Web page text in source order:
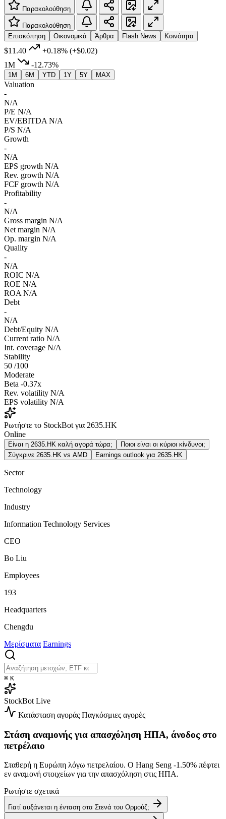
Παρακολούθηση
Παρακολούθηση
Επισκόπηση
Οικονομικά Άρθρα Flash News Κοινότητα
$11.40 +0.18% (+$0.02)
1M
-12.73%
1M 6M YTD 1Y 5Y MAX
Valuation
-
N/A
P/E N/A
EV/EBITDA N/A
P/S N/A
Growth
-
N/A
EPS growth N/A
Rev. growth N/A
FCF growth N/A
Profitability
-
N/A
Gross margin N/A
Net margin N/A
Op. margin N/A
Quality
-
N/A
ROIC N/A
ROE N/A
ROA N/A
Debt
-
N/A
Debt/Equity N/A
Current ratio N/A
Int. coverage N/A
Stability
50 /100
Moderate
Beta -0.37x
Rev. volatility N/A
EPS volatility N/A
Ρωτήστε το StockBot για 2635.HK
Online
Είναι η 2635.HK καλή αγορά τώρα;
Ποιοι είναι οι κύριοι κίνδυνοι;
Σύγκρινε 2635.HK vs AMD
Earnings outlook για 2635.HK
Sector
Technology
Industry
Information Technology Services
CEO
Bo Liu
Employees
193
Headquarters
Chengdu
Μερίσματα Earnings
⌘ K
StockBot Live
Κατάσταση αγοράς Παγκόσμιες αγορές
Στάση αναμονής για απασχόληση ΗΠΑ, άνοδος στο
πετρέλαιο
Σταθερή η Ευρώπη λόγω πετρελαίου. Ο Hang Seng -1.50% πέφτει
εν αναμονή στοιχείων για την απασχόληση στις ΗΠΑ.
Ρωτήστε σχετικά
Γιατί αυξάνεται η ένταση στα Στενά του Ορμούζ;